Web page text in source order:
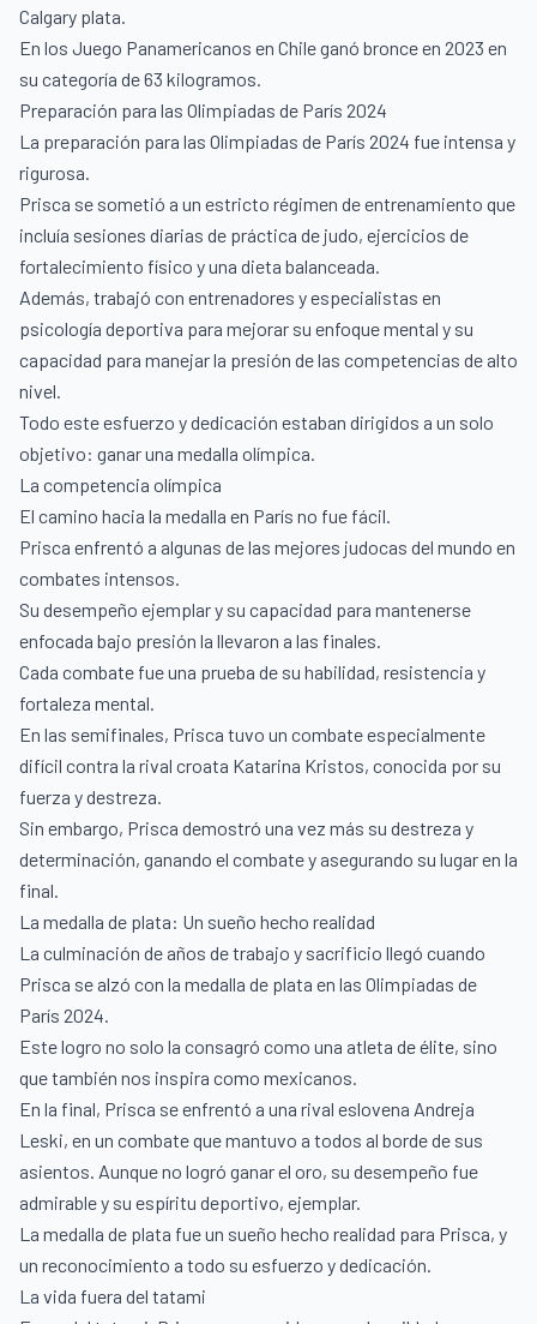
Calgary plata.
En los Juego Panamericanos en Chile ganó bronce en 2023 en
su categoría de 63 kilogramos.
Preparación para las Olimpiadas de París 2024
La preparación para las Olimpiadas de París 2024 fue intensa y
rigurosa.
Prisca se sometió a un estricto régimen de entrenamiento que
incluía sesiones diarias de práctica de judo, ejercicios de
fortalecimiento físico y una dieta balanceada.
Además, trabajó con entrenadores y especialistas en
psicología deportiva para mejorar su enfoque mental y su
capacidad para manejar la presión de las competencias de alto
nivel.
Todo este esfuerzo y dedicación estaban dirigidos a un solo
objetivo: ganar una medalla olímpica.
La competencia olímpica
El camino hacia la medalla en París no fue fácil.
Prisca enfrentó a algunas de las mejores judocas del mundo en
combates intensos.
Su desempeño ejemplar y su capacidad para mantenerse
enfocada bajo presión la llevaron a las finales.
Cada combate fue una prueba de su habilidad, resistencia y
fortaleza mental.
En las semifinales, Prisca tuvo un combate especialmente
difícil contra la rival croata Katarina Kristos, conocida por su
fuerza y destreza.
Sin embargo, Prisca demostró una vez más su destreza y
determinación, ganando el combate y asegurando su lugar en la
final.
La medalla de plata: Un sueño hecho realidad
La culminación de años de trabajo y sacrificio llegó cuando
Prisca se alzó con la medalla de plata en las Olimpiadas de
París 2024.
Este logro no solo la consagró como una atleta de élite, sino
que también nos inspira como mexicanos.
En la final, Prisca se enfrentó a una rival eslovena Andreja
Leski, en un combate que mantuvo a todos al borde de sus
asientos. Aunque no logró ganar el oro, su desempeño fue
admirable y su espíritu deportivo, ejemplar.
La medalla de plata fue un sueño hecho realidad para Prisca, y
un reconocimiento a todo su esfuerzo y dedicación.
La vida fuera del tatami